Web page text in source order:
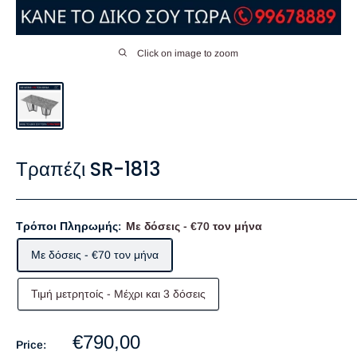
Click on image to zoom
Τραπέζι SR-1813
Τρόποι Πληρωμής: Με δόσεις - €70 τον μήνα
Με δόσεις - €70 τον μήνα
Τιμή μετρητοίς - Mέχρι και 3 δόσεις
Price:
Sale
€790,00